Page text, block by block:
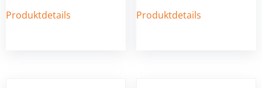
Produktdetails
Produktdetails